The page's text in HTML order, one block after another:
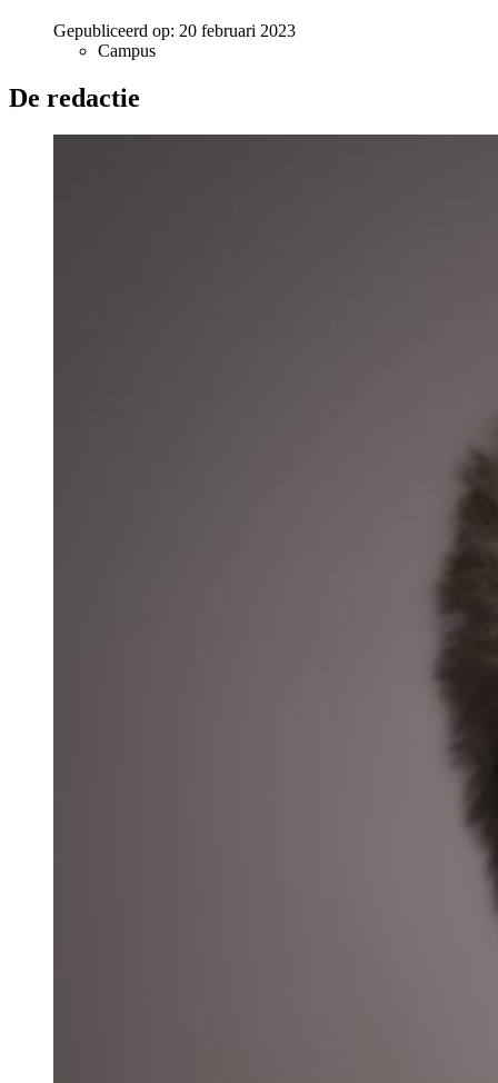
Gepubliceerd op: 20 februari 2023
Campus
De redactie